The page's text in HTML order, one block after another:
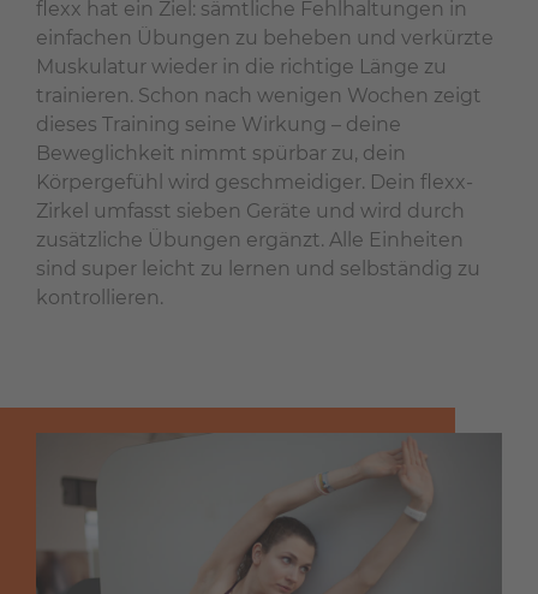
flexx hat ein Ziel: sämtliche Fehlhaltungen in
einfachen Übungen zu beheben und verkürzte
Muskulatur wieder in die richtige Länge zu
trainieren. Schon nach wenigen Wochen zeigt
dieses Training seine Wirkung – deine
Beweglichkeit nimmt spürbar zu, dein
Körpergefühl wird geschmeidiger. Dein flexx-
Zirkel umfasst sieben Geräte und wird durch
zusätzliche Übungen ergänzt. Alle Einheiten
sind super leicht zu lernen und selbständig zu
kontrollieren.